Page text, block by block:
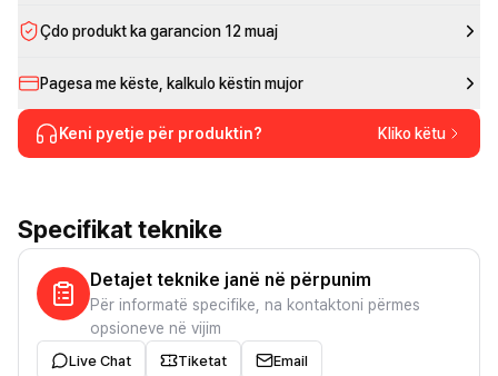
Çdo produkt ka garancion 12 muaj
Pagesa me këste, kalkulo këstin mujor
Keni pyetje për produktin? Kliko këtu
Specifikat teknike
Detajet teknike janë në përpunim
Për informatë specifike, na kontaktoni përmes
opsioneve në vijim
Live Chat Tiketat Email